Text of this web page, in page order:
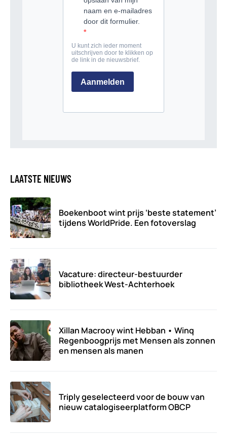
LAATSTE NIEUWS
Boekenboot wint prijs ‘beste statement’
tijdens WorldPride. Een fotoverslag
Vacature: directeur-bestuurder
bibliotheek West-Achterhoek
Xillan Macrooy wint Hebban • Winq
Regenboogprijs met Mensen als zonnen
en mensen als manen
Triply geselecteerd voor de bouw van
nieuw catalogiseerplatform OBCP